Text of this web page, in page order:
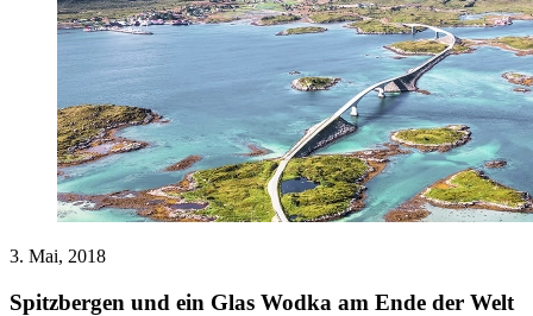
3. Mai, 2018
Spitzbergen und ein Glas Wodka am Ende der Welt